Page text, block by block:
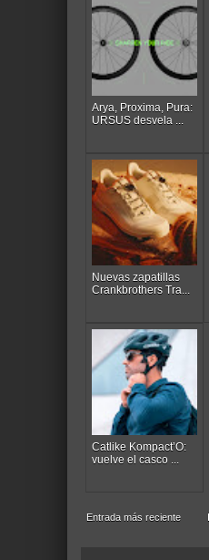
Arya, Proxima, Pura:
URSUS desvela ...
Nuevas zapatillas
Crankbrothers Tra...
Catlike Kompact’O:
vuelve el casco ...
Entrada más reciente